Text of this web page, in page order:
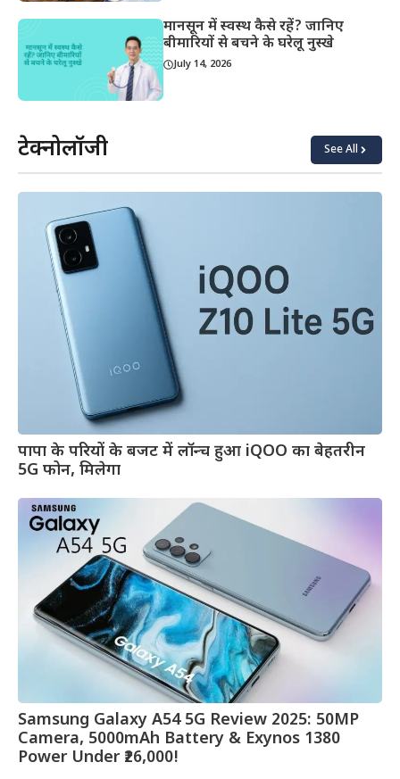
मानसून में स्वस्थ कैसे रहें? जानिए
बीमारियों से बचने के घरेलू नुस्खे
July 14, 2026
टेक्नोलॉजी See All
पापा के परियों के बजट में लॉन्च हुआ iQOO का बेहतरीन
5G फोन, मिलेगा
Samsung Galaxy A54 5G Review 2025: 50MP
Camera, 5000mAh Battery & Exynos 1380
Power Under ₹26,000!